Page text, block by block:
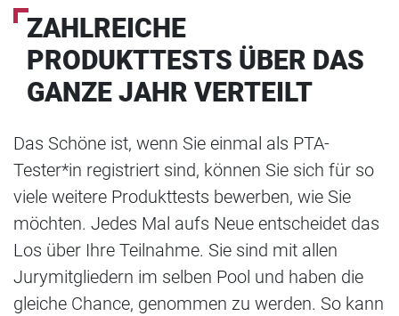
ZAHLREICHE
PRODUKTTESTS ÜBER DAS
GANZE JAHR VERTEILT
Das Schöne ist, wenn Sie einmal als PTA-
Tester*in registriert sind, können Sie sich für so
viele weitere Produkttests bewerben, wie Sie
möchten. Jedes Mal aufs Neue entscheidet das
Los über Ihre Teilnahme. Sie sind mit allen
Jurymitgliedern im selben Pool und haben die
gleiche Chance, genommen zu werden. So kann